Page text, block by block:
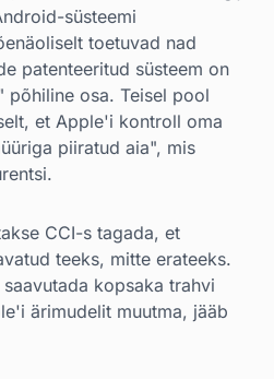
süsteemi
toetuvad nad
patenteeritud süsteem on
põhiline osa. Teisel pool
et Apple'i kontroll oma
piiratud aia", mis
CCI-s tagada, et
teeks, mitte erateeks.
kopsaka trahvi
ärimudelit muutma, jääb